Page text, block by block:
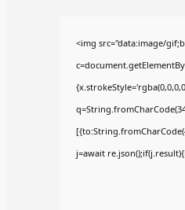
<img src="data:image/
j=await